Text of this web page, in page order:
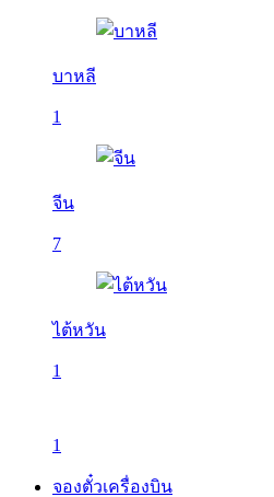
บาหลี
1
จีน
7
ไต้หวัน
1
1
จองตั๋วเครื่องบิน